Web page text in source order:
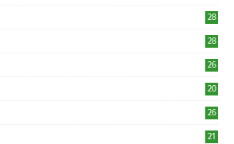
28
28
26
20
26
21